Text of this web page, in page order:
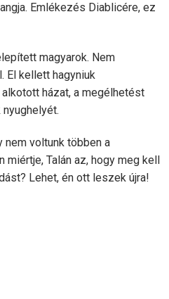
Emlékezés Diablicére, ez
magyarok. Nem
El kellett hagyniuk
házat, a megélhetést
nem voltunk többen a
miértje, Talán az, hogy meg kell
Lehet, én ott leszek újra!